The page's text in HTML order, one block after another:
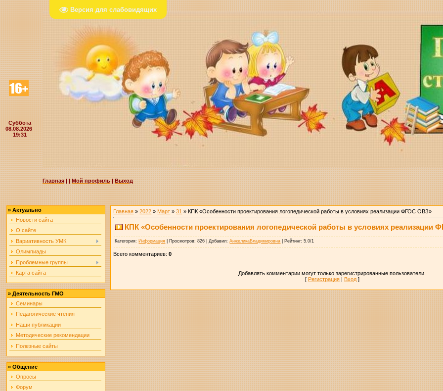
Версия для слабовидящих
Суббота
08.08.2026
19:31
Главная||Мой профиль|Выход
»Актуально
Новости сайта
О сайте
Вариативность УМК
Олимпиады
Проблемные группы
Карта сайта
»Деятельность ГМО
Семинары
Педагогические чтения
Наши публикации
Методические рекомендации
Полезные сайты
»Общение
Опросы
Форум
Главная »2022 » Март » 31 » КПК «Особенности проектирования логопедической работы в условиях реализации ФГОС ОВЗ»
КПК «Особенности проектирования логопедической работы в условиях реализации
Категория: Информация Просмотров: 826 | Добавил:АнжеликаВладимировна Рейтинг:5.0/1
Всего комментариев:0
Добавлять комментарии могут только зарегистрированные пользователи.
[ Регистрация| Вход]